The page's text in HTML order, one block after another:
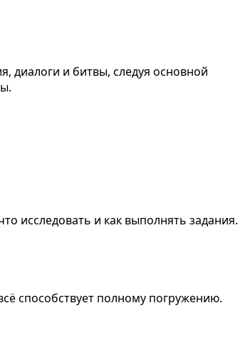
диалоги и битвы, следуя основной
исследовать и как выполнять задания.
способствует полному погружению.